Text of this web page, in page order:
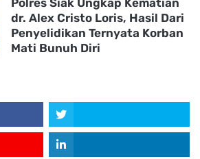
Polres Siak Ungkap Kematian
dr. Alex Cristo Loris, Hasil Dari
Penyelidikan Ternyata Korban
Mati Bunuh Diri